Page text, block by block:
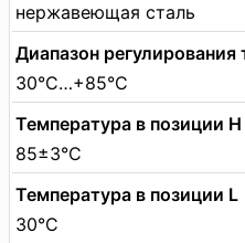
нержавеющая сталь
Диапазон
30°C…+85°C
Температура в позиции H
85±3°C
Температура в позиции L
30°C